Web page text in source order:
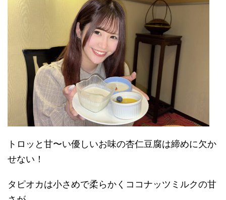
トロッと甘〜い優しいお味の杏仁豆腐は締めに欠か
せない！
タピオカは小さめで柔らかくココナッツミルクの甘